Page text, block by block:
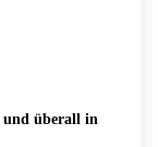
und überall in